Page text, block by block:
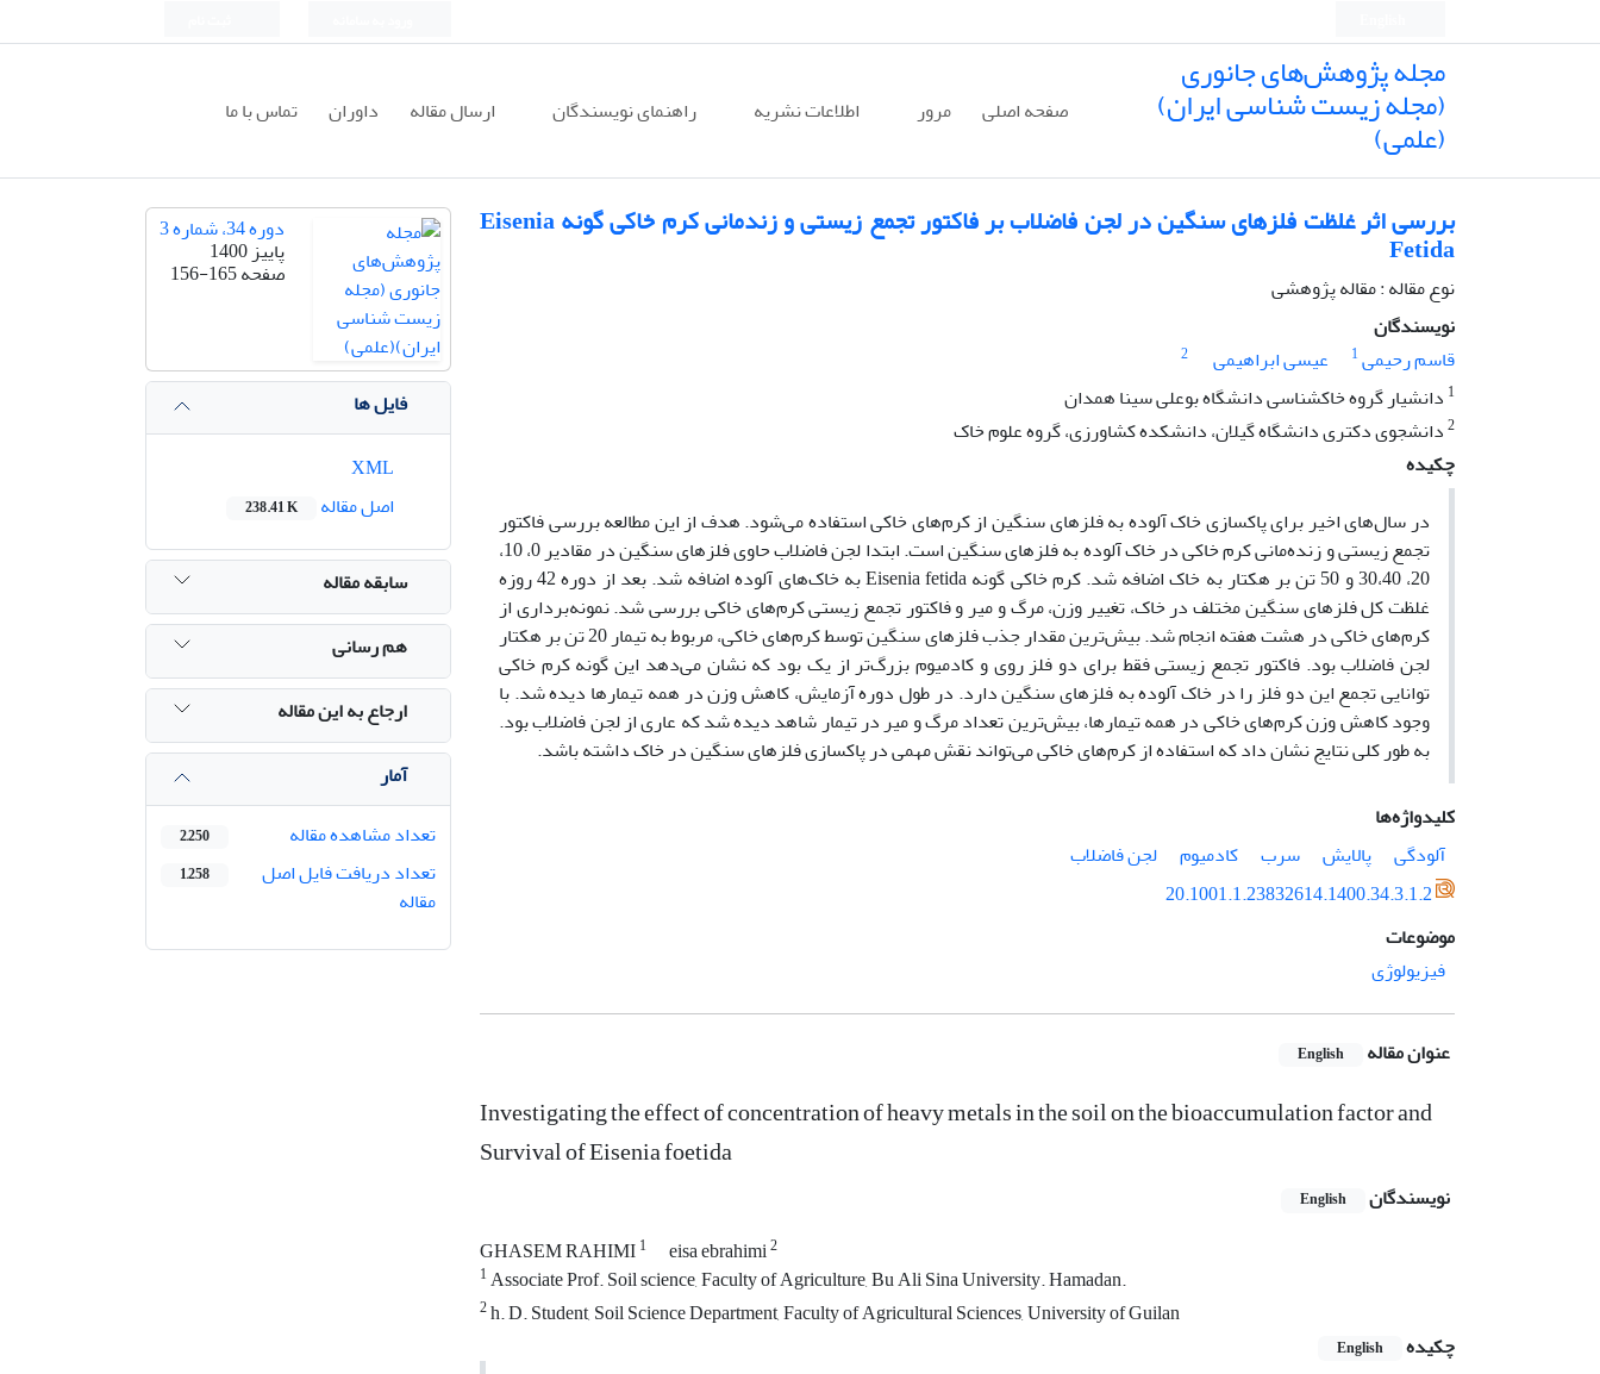
مجله پژوهش‌های جانوری
(مجله زیست شناسی ایران)
(علمی) صفحه اصلی مرور اطلاعات نشریه راهنمای نویسندگان ارسال مقاله داوران تماس با ما
بررسی اثر غلظت فلز‌های سنگین در لجن فاضلاب بر فاکتور تجمع زیستی و زندمانی کرم خاکی گونه Eisenia
Fetida
نوع مقاله : مقاله پژوهشی
نویسندگان
قاسم رحیمی1 عیسی ابراهیمی
2
1 دانشیار گروه خاکشناسی دانشگاه بوعلی سینا همدان
2دانشجوی دکتری دانشگاه گیلان، دانشکده کشاورزی، گروه علوم خاک
چکیده
در سال‌های اخیر برای پاکسازی خاک آلوده به فلزهای سنگین از کرم‌های خاکی استفاده می‌شود. هدف از این مطالعه بررسی فاکتور
تجمع زیستی و زنده‌مانی کرم خاکی در خاک آلوده به فلزهای سنگین است. ابتدا لجن فاضلاب حاوی فلزهای سنگین در مقادیر 0، 10،
20، 30،40 و 50 تن بر هکتار به خاک اضافه شد. کرم ‌خاکی گونه Eisenia fetida به خاک‌های آلوده اضافه شد. بعد از دوره 42 روزه
غلظت کل فلزهای‌ سنگین مختلف در خاک، تغییر وزن، مرگ و میر و فاکتور تجمع زیستی کرم‌های خاکی بررسی شد. نمونه‌برداری از
کرم‌های خاکی در هشت هفته انجام شد. بیش‌ترین مقدار جذب فلزهای سنگین توسط کرم‌های خاکی، مربوط به تیمار 20 تن بر هکتار
لجن فاضلاب بود. فاکتور تجمع زیستی فقط برای دو فلز روی و کادمیوم بزرگ‌تر از یک بود که نشان می‌دهد این گونه کرم خاکی
توانایی تجمع این دو فلز را در خاک آلوده به فلزهای سنگین دارد. در طول دوره آزمایش، کاهش وزن در همه تیمارها دیده شد. با
وجود کاهش وزن کرم‌های خاکی در همه تیمارها، بیش‌ترین تعداد مرگ و میر در تیمار شاهد دیده شد که عاری از لجن فاضلاب بود.
به طور کلی نتایج نشان داد که استفاده از کرم‌های خاکی می‌تواند نقش مهمی در پاکسازی فلزهای سنگین در خاک داشته باشد.
کلیدواژه‌ها
آلودگی
پالایش سرب کادمیوم
لجن فاضلاب
20.1001.1.23832614.1400.34.3.1.2
موضوعات
فیزیولوژی
عنوان مقاله English
Investigating the effect of concentration of heavy metals in the soil on the bioaccumulation factor and
Survival of Eisenia foetida
نویسندگان English
GHASEM RAHIMI1 eisa ebrahimi2
1Associate Prof. Soil science, Faculty of Agriculture, Bu Ali Sina University. Hamadan.
2h. D. Student, Soil Science Department, Faculty of Agricultural Sciences, University of Guilan
چکیده
English
دوره 34، شماره 3
پاییز 1400
صفحه156-165
فایل ها
اصل مقاله
238.41 K
سابقه مقاله
هم رسانی
ارجاع به این مقاله
آمار
تعداد مشاهده مقاله
2,250
تعداد دریافت فایل اصل
مقاله
1,258